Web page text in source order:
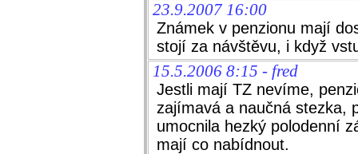
23.9.2007 16:00
Známek v penzionu mají
stojí za návštěvu, i když
15.5.2006 8:15 - fred
Jestli mají TZ nevíme,
zajímavá a naučná stezka,
umocnila hezký polodenní
mají co nabídnout.